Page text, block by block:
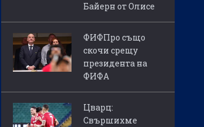
Байерн от Олисе
ФИФПро също
скочи срещу
президента на
ФИФА
Цварц:
Свършихме